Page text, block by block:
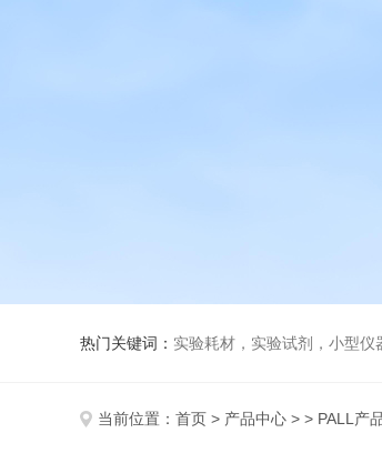
热门关键词： 实验耗材，实验试剂，小型仪
当前位置： 首页 > 产品中心 > > PALL产